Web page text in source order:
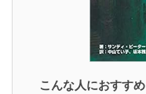
こんな人におすすめ